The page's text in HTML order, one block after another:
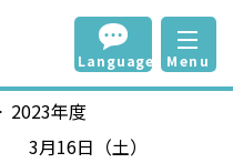
Language Menu
2023年度
3月16日（土）